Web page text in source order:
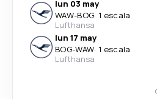
lun 03 may
WAW-BOG· 1 escala
Lufthansa
lun 17 may
BOG-WAW· 1 escala
Lufthansa